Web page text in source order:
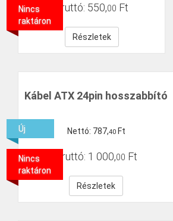
Bruttó: 550,00 Ft
Részletek
Nincs
raktáron
Kábel ATX 24pin hosszabbító
Nettó: 787,40 Ft
Bruttó: 1 000,00 Ft
Részletek
Új
Nincs
raktáron